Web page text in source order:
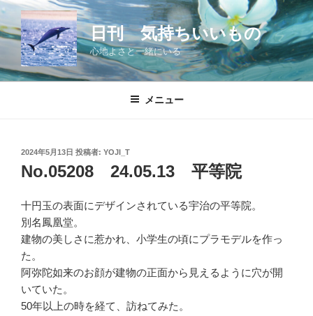
コ
ン
テ
ツ
日刊 気持ちいいもの
心地よさと一緒にいる
メニュー
投
稿
日:
2024年5月13日 投稿者: YOJI_T
No.05208 24.05.13 平等院
十円玉の表面にデザインされている宇治の平等院。
別名鳳凰堂。
建物の美しさに惹かれ、小学生の頃にプラモデルを作っ
た。
阿弥陀如来のお顔が建物の正面から見えるように穴が開
いていた。
50年以上の時を経て、訪ねてみた。